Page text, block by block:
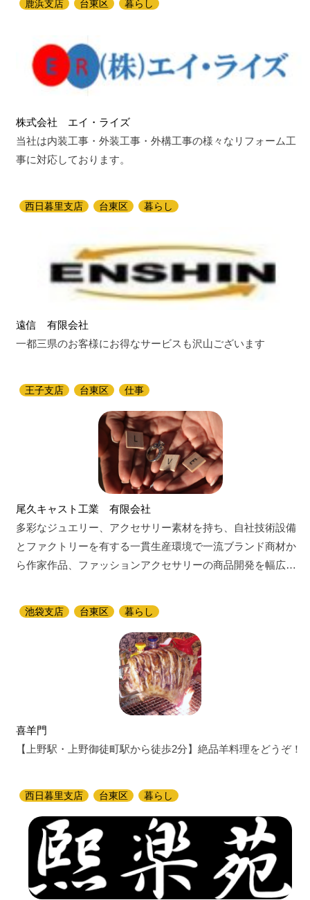
鹿浜支店 台東区 暮らし
株式会社 エイ・ライズ
当社は内装工事・外装工事・外構工事の様々なリフォーム工
事に対応しております。
西日暮里支店 台東区 暮らし
遠信 有限会社
一都三県のお客様にお得なサービスも沢山ございます
王子支店 台東区 仕事
尾久キャスト工業 有限会社
多彩なジュエリー、アクセサリー素材を持ち、自社技術設備
とファクトリーを有する一貫生産環境で一流ブランド商材か
ら作家作品、ファッションアクセサリーの商品開発を幅広…
池袋支店 台東区 暮らし
喜羊門
【上野駅・上野御徒町駅から徒歩2分】絶品羊料理をどうぞ！
西日暮里支店 台東区 暮らし